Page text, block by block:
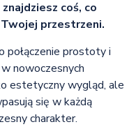
coś, co
przestrzeni.
połączenie prostoty i
nowoczesnych
estetyczny wygląd, ale
się w każdą
charakter.